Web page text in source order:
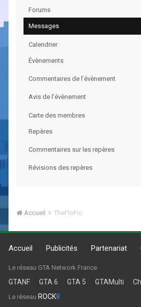
Forums
Messages
Calendrier
Évènements
Commentaires de l’évènement
Avis de l’évènement
Carte des membres
Repères
Commentaires sur les repères
Révisions des repères
Accueil TheFloFic
Accueil Publicités Partenariat
Le réseau GTA Network France
GTANF GTA 6 GTA 5 GTAMulti
Le réseau ROCK8